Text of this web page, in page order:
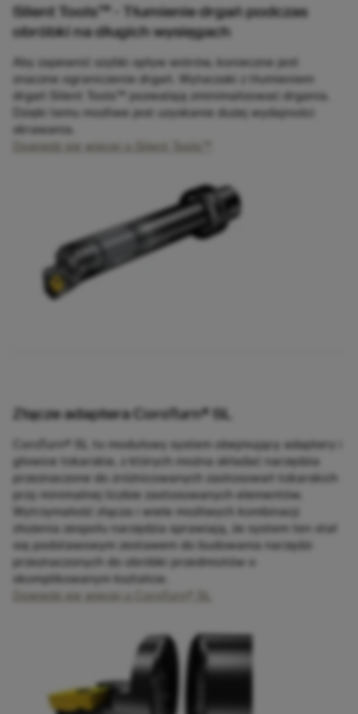
Silent Tools™ - Tłumienie drgań podczas
obróbki na długich wysięgach
Aby zapewnić szybki spływ wiórów, konieczne jest
znaczne ograniczenie drgań. Wytaczaki z tłumieniem
drgań Silent Tools™ pozwalają zminimalizować drgania.
Dzięki temu możliwe jest uzyskanie dużej wydajności
skrawania.
Dowiedz się więcej o Silent Tools™
Złącze adaptera CoroTurn® SL
CoroTurn® SL to modułowy system obejmujący adaptery i
głowice tokarskie, z których można składać narzędzia
przeznaczone do zróżnicowanych zastosowań tokarskich
przy minimalnej liczbie zastosowanych elementów.
Wytrzymałość złącza i wiele możliwych kombinacji
złożenia zespołu narzędzia sprawiają, że system ten stał
się podstawowym zestawem do budowania narzędzi
przeznaczonych do obróbki przedmiotów o
skomplikowanym kształcie.
Dowiedz się więcej o CoroTurn® SL